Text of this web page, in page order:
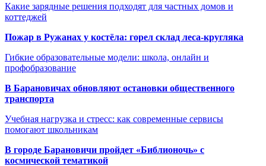
Какие зарядные решения подходят для частных домов и
коттеджей
Пожар в Ружанах у костёла: горел склад леса-кругляка
Гибкие образовательные модели: школа, онлайн и
профобразование
В Барановичах обновляют остановки общественного
транспорта
Учебная нагрузка и стресс: как современные сервисы
помогают школьникам
В городе Барановичи пройдет «Библионочь» с
космической тематикой